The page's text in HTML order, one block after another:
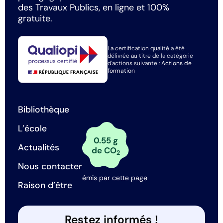
des Travaux Publics, en ligne et 100%
gratuite.
La certification qualité a été
délivrée au titre de la catégorie
d'actions suivante :Actions de
formation
Bibliothèque
L’école
Actualités
Nous contacter
Raison d’être
0.55 g
de CO2
émis par cette page
Restez informés !